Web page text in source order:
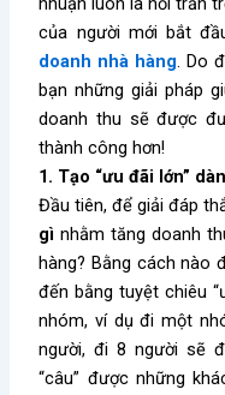
của người mới bắt
doanh nhà hàng. Do
bạn những giải pháp
doanh thu sẽ được
thành công hơn!
1. Tạo “ưu đãi lớn”
Đầu tiên, để giải đáp
gì nhằm tăng doanh
hàng? Bằng cách nào
đến bằng tuyệt chiêu
nhóm, ví dụ đi một
người, đi 8 người sẽ
“câu” được những